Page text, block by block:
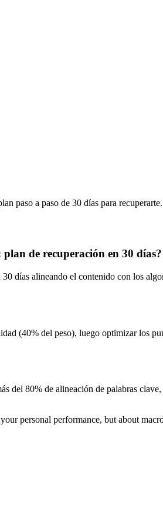
paso a paso de 30 días para recuperarte.
de recuperación en 30 días?
días alineando el contenido con los
(40% del peso), luego optimizar los
del 80% de alineación de palabras
personal performance, but about